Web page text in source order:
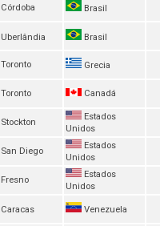
Córdoba Brasil
Uberlândia Brasil
Toronto Grecia
Toronto Canadá
Stockton
Estados
Unidos
San Diego
Estados
Unidos
Fresno
Estados
Unidos
Caracas Venezuela